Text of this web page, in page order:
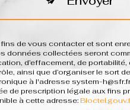
de vous contacter et sont
collectées seront
d’effacement, de
ainsi que d’organiser le
à l'adresse system-
de prescription légale aux fins
à cette adresse: